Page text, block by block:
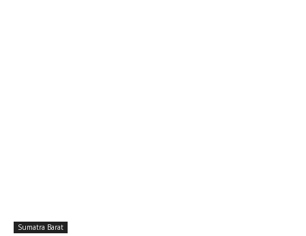
Sumatra Barat